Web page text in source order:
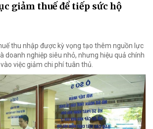
giảm thuế để tiếp sức hộ
thu nhập được kỳ vọng tạo thêm nguồn lực
doanh nghiệp siêu nhỏ, nhưng hiệu quả chính
việc giảm chi phí tuân thủ.